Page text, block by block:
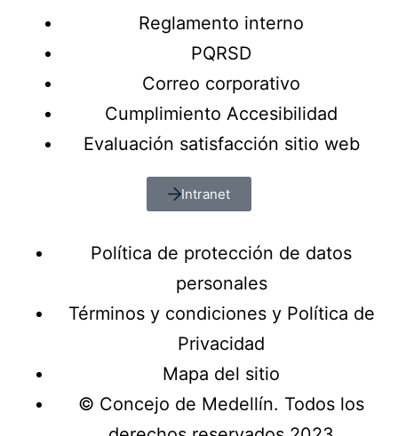
Reglamento interno
PQRSD
Correo corporativo
Cumplimiento Accesibilidad
Evaluación satisfacción sitio web
Intranet
Política de protección de datos
personales
Términos y condiciones y Política de
Privacidad
Mapa del sitio
© Concejo de Medellín. Todos los